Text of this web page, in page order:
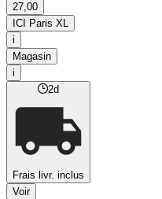
27,00
ICI Paris XL
i
Magasin
i
2d
Frais livr. inclus
Voir